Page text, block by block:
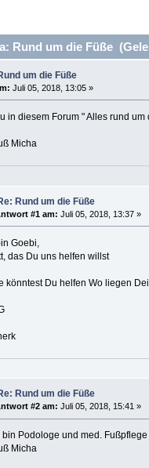
Rund um die Füße
um die Füße
Juli 05, 2018, 13:05 »
in diesem Forum " Alles rund
Micha
Rund um die Füße
#1 am: Juli 05, 2018, 13:37 »
Goebi,
das Du uns helfen willst
könntest Du helfen Wo liegen
Rund um die Füße
#2 am: Juli 05, 2018, 15:41 »
bin Podologe und med.
Micha